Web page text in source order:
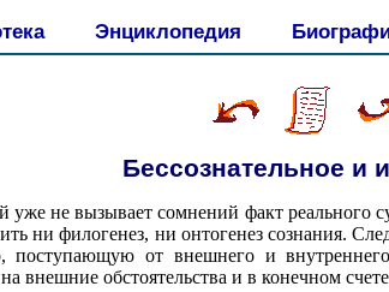
Энциклопедия
Бессознательное и
уже не вызывает сомнений факт реального
ни филогенез, ни онтогенез сознания.
от внешнего и
внешние обстоятельства и в конечном